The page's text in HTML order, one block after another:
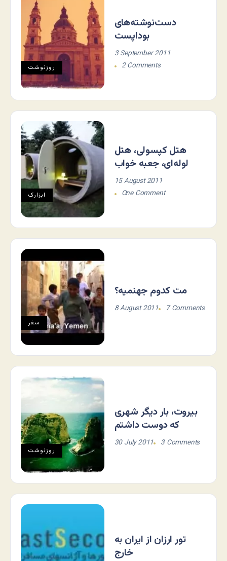
روزنوشت
دست‌نوشته‌های
بوداپست
3 September 2011
2 Comments
ابزارک
هتل کپسولی، هتل
لوله‌ای، جعبه خواب
15 August 2011
One Comment
سفر
مت کدوم جهنمیه؟
8 August 2011 7 Comments
روزنوشت
بیروت، بار دیگر شهری
که دوست داشتم
30 July 2011 3 Comments
تور ارزان از ایران به
خارج